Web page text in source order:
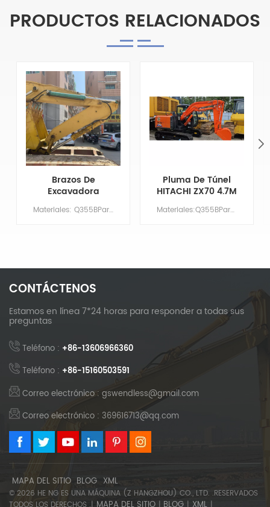
PRODUCTOS RELACIONADOS
Brazos De
Excavadora
Komatsu PC360
Para ExcavaciónMateriales: Q355BParámetros principalesModeloPC360Longitud de la pluma5,7 millonesLargo del brazo2,9 millonesVolumen de la cuchara/ M³1.5ContrapesoNO HAY NECESIDAD
Pluma De Túnel
HITACHI ZX70 4.7M
Para Excavación
De Sótanos Materiales:Q355BParámetros principalesModeloZX70Longitud de la pluma2,9 millonesLargo del brazo1,75 millonesVolumen del cucharón/m³1.5ContrapesoNO HAY NECESIDAD
CONTÁCTENOS
Estamos en línea 7*24 horas para responder a todas sus
preguntas
Teléfono : +86-13606966360
Teléfono : +86-15160503591
Correo electrónico : gswendless@gmail.com
Correo electrónico : 369616713@qq.com
MAPA DEL SITIO BLOG XML
© 2026 HE NG ES UNA MÁQUINA (Z HANGZHOU) CO., LTD. .RESERVADOS
TODOS LOS DERECHOS .|
| | |